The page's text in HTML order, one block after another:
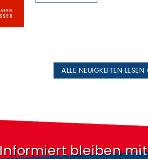
ALLE NEUIGKEITEN LESEN
Informiert bleiben